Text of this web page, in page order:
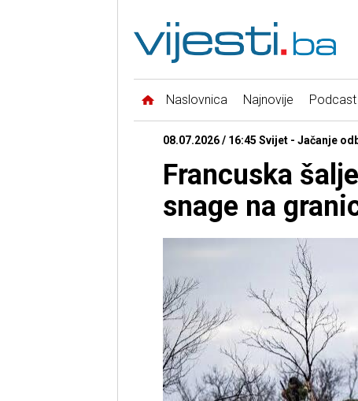
Naslovnica Najnovije Podcast
08.07.2026 / 16:45 Svijet - Jačanje
Francuska
snage na